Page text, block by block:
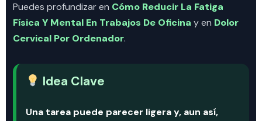
Puedes profundizar en Cómo Reducir La Fatiga
Física Y Mental En Trabajos De Oficina y en Dolor
Cervical Por Ordenador.
Idea Clave
Una tarea puede parecer ligera y, aun así,